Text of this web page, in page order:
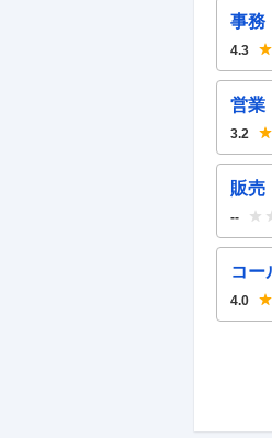
事務
4.3
営業
3.2
販売
--
コー
4.0